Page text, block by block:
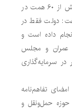
با بیان اینکه امروز بیش از ۶۰ همت در
دولت فقط در
داده است و
عمران و مجلس
سرمایه‌گذاری
تفاهم‌نامه
به ارزش ۶۴ همت در حوزه حمل‌ونقل و